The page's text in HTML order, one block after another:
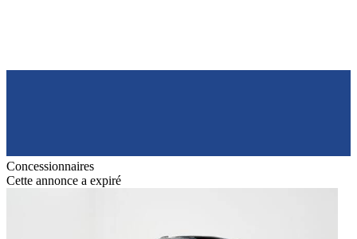
Concessionnaires
Cette annonce a expiré